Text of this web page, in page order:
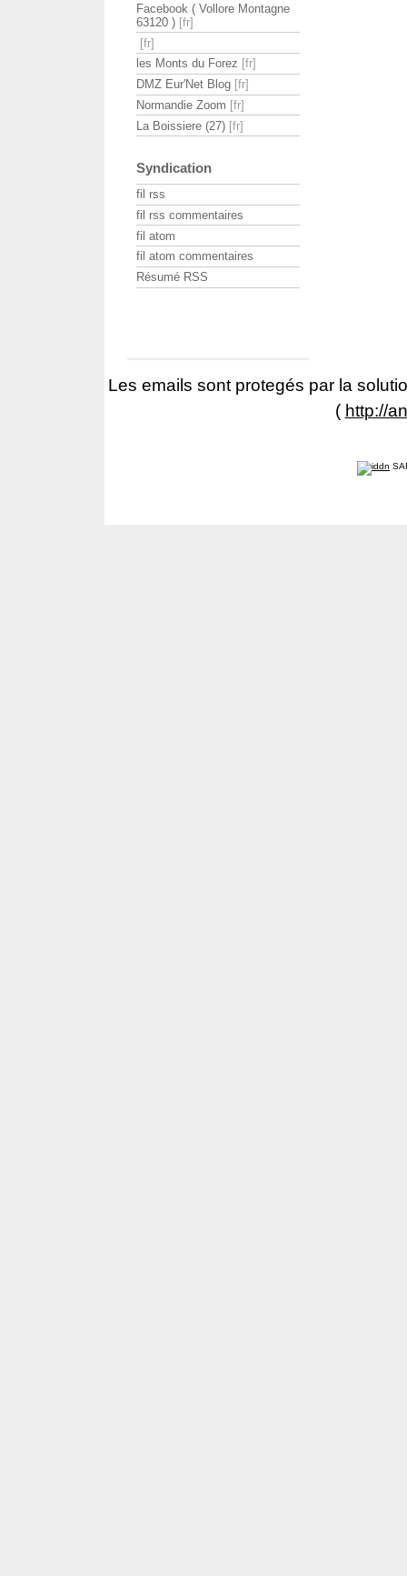
Facebook ( Vollore Montagne
63120 )
les Monts du Forez
DMZ Eur'Net Blog
Normandie Zoom
La Boissiere (27)
Syndication
fil rss
fil rss commentaires
fil atom
fil atom commentaires
Résumé RSS
Les emails sont protegés par la
( http://